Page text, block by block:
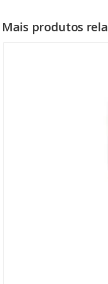
Mais produtos